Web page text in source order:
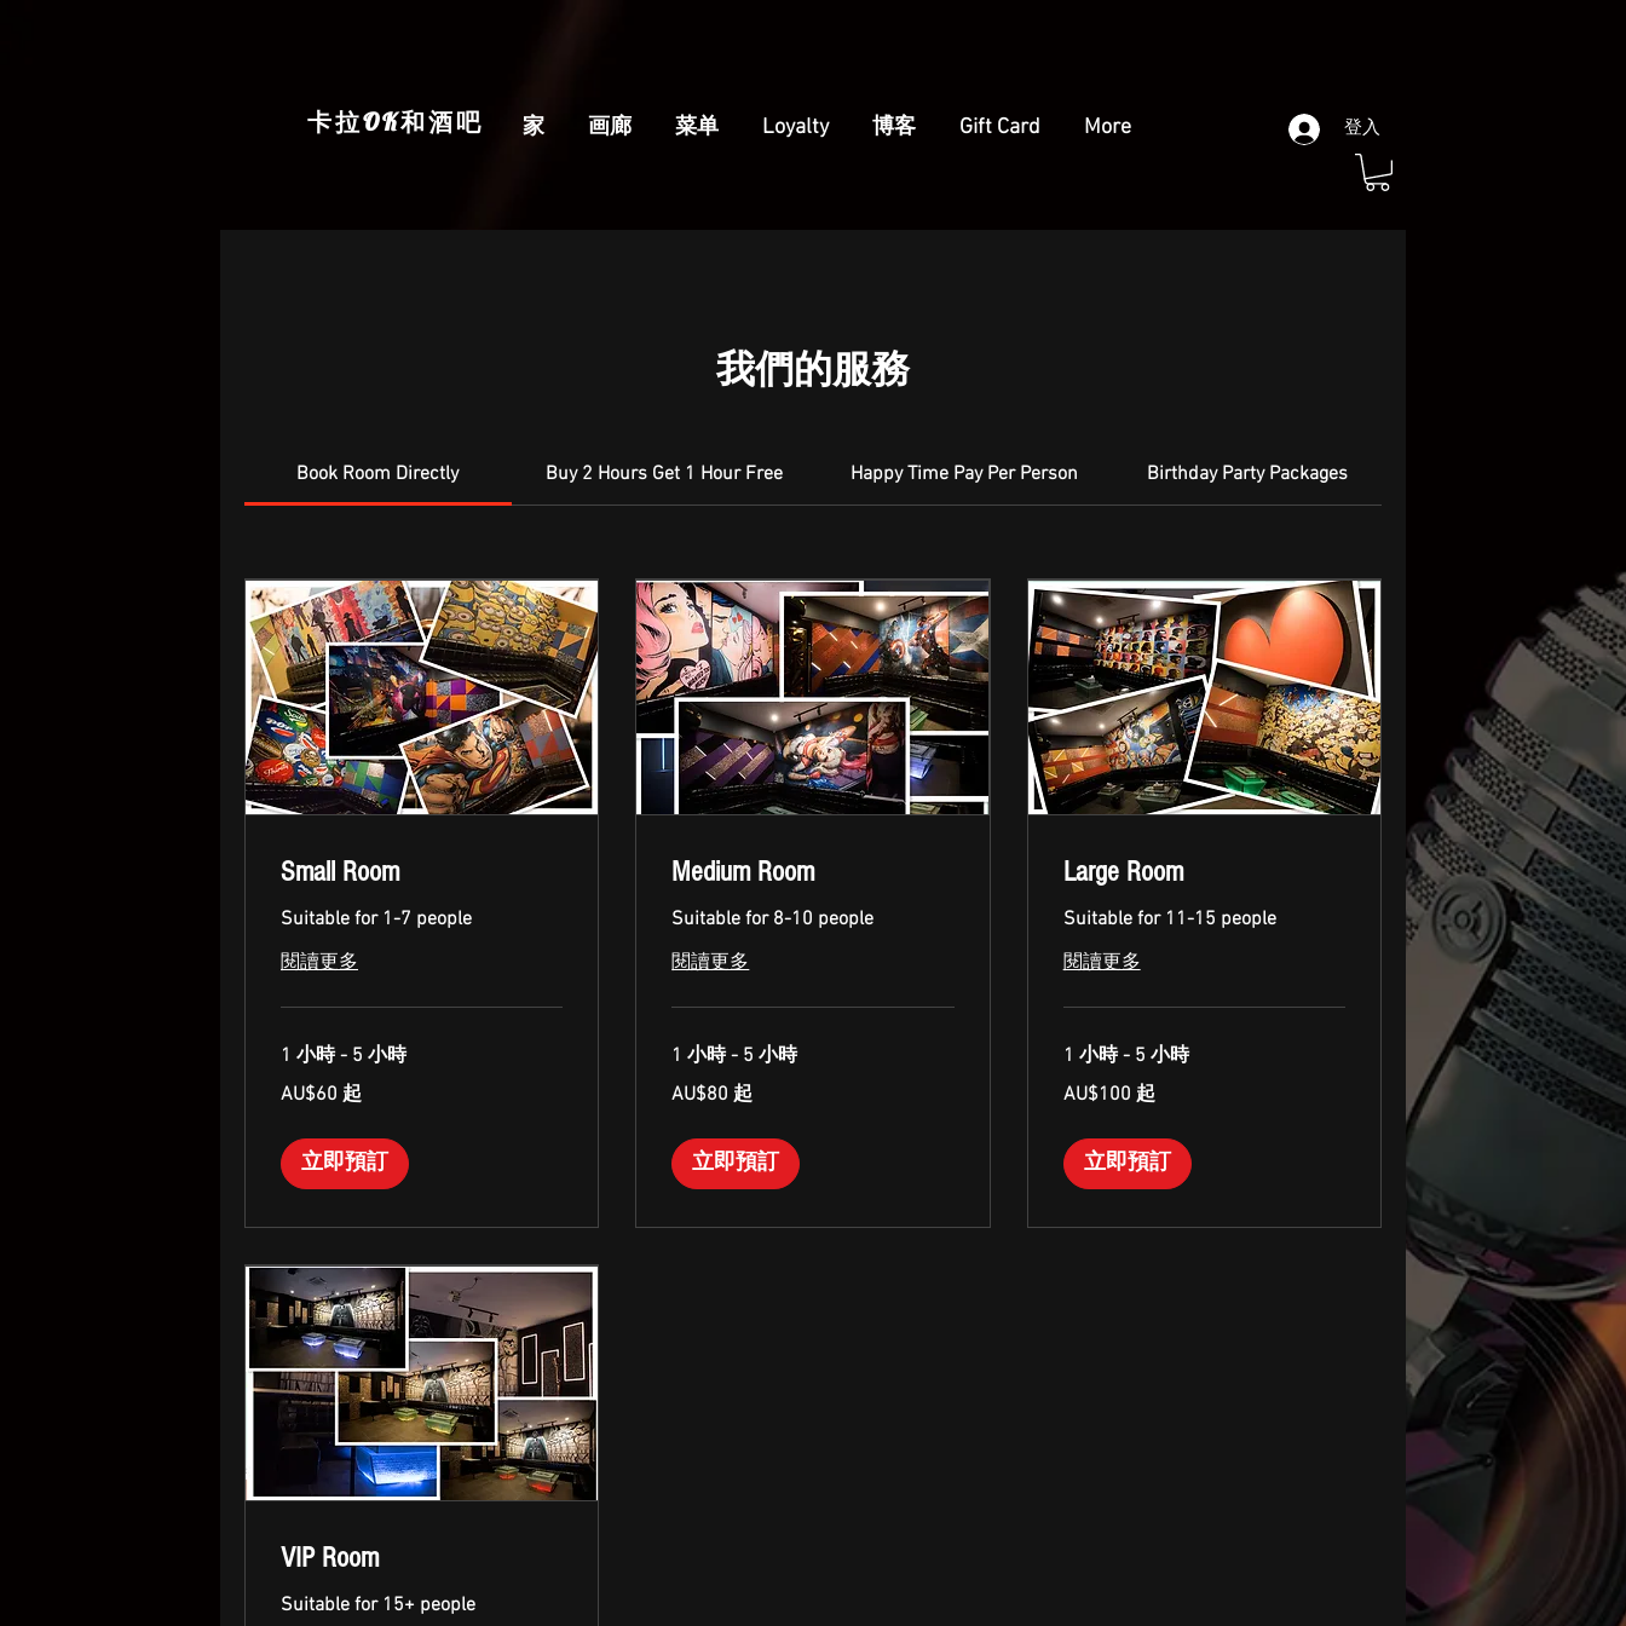
卡拉OK和酒吧 家 画廊 菜单 Loyalty 博客 Gift Card More 登入
我們的服務
Book Room Directly Buy 2 Hours Get 1 Hour Free Happy Time Pay Per Person Birthday Party Packages
Small Room
Suitable for 1-7 people
閱讀更多
1 小時 - 5 小時
60
澳
亚
元
起
AU$60 起
立即預訂
Medium Room
Suitable for 8-10 people
閱讀更多
1 小時 - 5 小時
80
澳
亚
元
起
AU$80 起
立即預訂
Large Room
Suitable for 11-15 people
閱讀更多
1 小時 - 5 小時
100
澳
亚
元
起
AU$100 起
立即預訂
VIP Room
Suitable for 15+ people